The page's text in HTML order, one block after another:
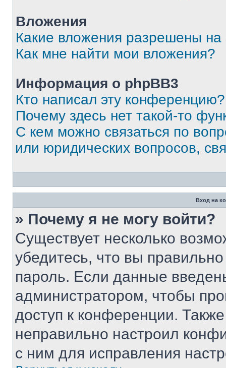
Вложения
Какие вложения разрешены
Как мне найти мои вложения?
Информация о phpBB3
Кто написал эту конференцию?
Почему здесь нет такой-то
С кем можно связаться по
или юридических вопросов,
Вход на
» Почему я не могу войти?
Существует несколько
убедитесь, что вы
пароль. Если данные
администратором, чтобы
доступ к конференции.
неправильно настроил
с ним для исправления